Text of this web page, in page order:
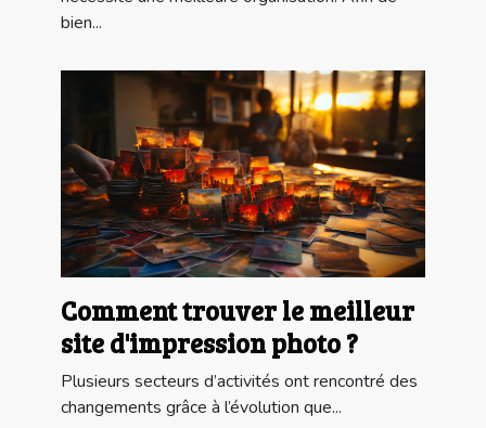
bien...
Comment trouver le meilleur
site d'impression photo ?
Plusieurs secteurs d’activités ont rencontré des
changements grâce à l’évolution que...